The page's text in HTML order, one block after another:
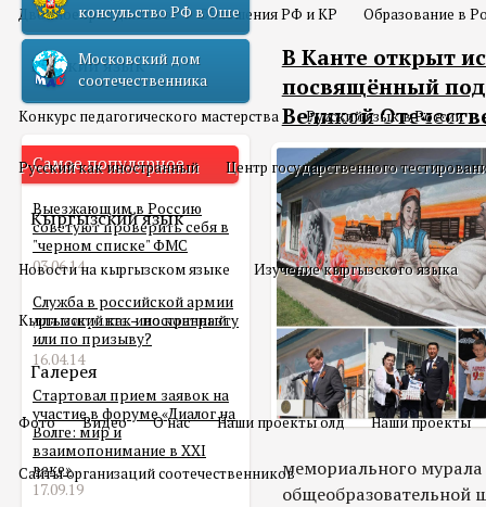
Двойное гражданство Отношения РФ и КР Образование в
Русский язык
Конкурс педагогического мастерства Русский язык в России
Русский как иностранный Центр государственного
Кыргызский язык
Новости на кыргызском языке Изучение кыргызского языка
Кыргызский как иностранный
Галерея
Фото Видео О нас Наши проекты олд Наши проекты
Сайты организаций соотечественников
консульство РФ в Оше
Московский дом
соотечественника
Самое популярное
Выезжающим в Россию
советуют проверить себя в
"черном списке" ФМС
03.06.14
Служба в российской армии
для мигранта – по контракту
или по призыву?
16.04.14
Стартовал прием заявок на
участие в форуме «Диалог на
Волге: мир и
взаимопонимание в XXI
веке»
17.09.19
В Канте открыт
посвящённый
Великой
мемориального